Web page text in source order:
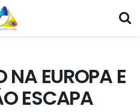
NA EUROPA E
ESCAPA